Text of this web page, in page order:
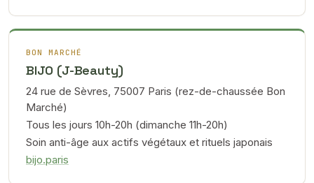
BON MARCHÉ
BIJO (J-Beauty)
24 rue de Sèvres, 75007 Paris (rez-de-chaussée Bon
Marché)
Tous les jours 10h-20h (dimanche 11h-20h)
Soin anti-âge aux actifs végétaux et rituels japonais
bijo.paris